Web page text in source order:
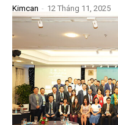
Kimcan - 12 Tháng 11, 2025